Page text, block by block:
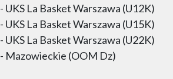
- UKS La Basket Warszawa (U12K)
- UKS La Basket Warszawa (U15K)
- UKS La Basket Warszawa (U22K)
- Mazowieckie (OOM Dz)